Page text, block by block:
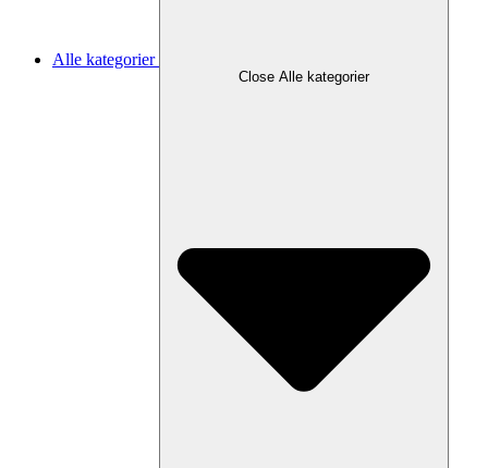
Alle kategorier
Close Alle kategorier